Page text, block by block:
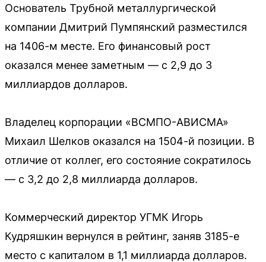
Основатель Трубной металлургической
компании Дмитрий Пумпянский разместился
на 1406-м месте. Его финансовый рост
оказался менее заметным — с 2,9 до 3
миллиардов долларов.
Владелец корпорации «ВСМПО-АВИСМА»
Михаил Шелков оказался на 1504-й позиции. В
отличие от коллег, его состояние сократилось
— с 3,2 до 2,8 миллиарда долларов.
Коммерческий директор УГМК Игорь
Кудряшкин вернулся в рейтинг, заняв 3185-е
место с капиталом в 1,1 миллиарда долларов.